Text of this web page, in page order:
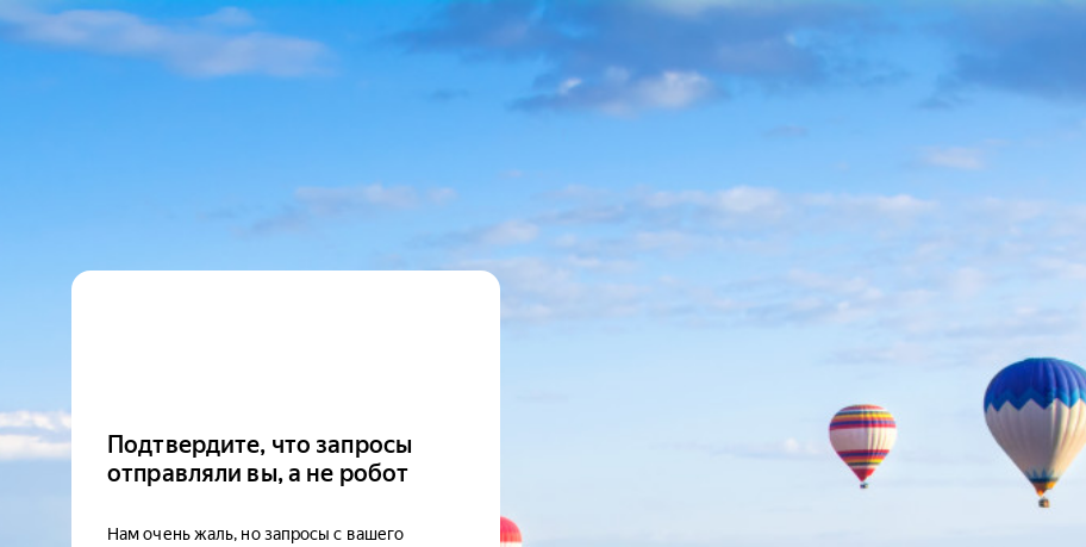
Подтвердите, что запросы
отправляли вы, а не робот
Нам очень жаль, но запросы с вашего